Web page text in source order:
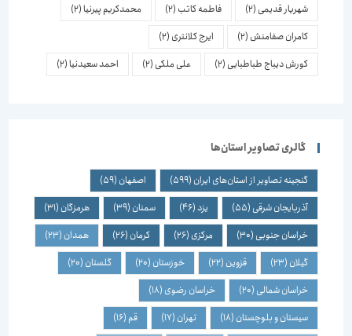
شهریار قدیمی(2) فاطمه کاتب(2) محمدکریم پیرنیا(2)
کامران صفامنش(2) ایرج کلانتری(2)
کورش دیباج طباطبایی(2) علی ملکی(2) احمد سعیدنیا(2)
گالری تصاویر استان‌ها
گنجینه تصاویر از استان‌های ایران(599) اصفهان(59)
آذربایجان شرقی(55)
(46) سمنان(39) هرمزگان(31)
خراسان جنوبی(30) مرکزی(26) کرمان(26) همدان(23)
گیلان(23) قزوین(22) خوزستان(20) گلستان(20)
خراسان شمالی(20) خراسان رضوی(18)
سیستان و بلوچستان(18) تهران(17)
(16)